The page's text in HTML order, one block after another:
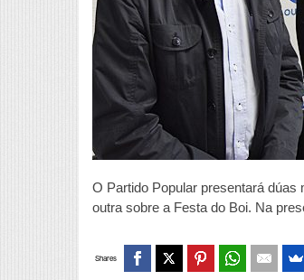
O Partido Popular presentará
outra sobre a Festa do Boi. Na
Shares